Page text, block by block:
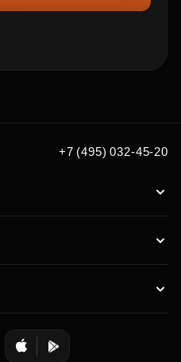
+7 (495) 032-45-20